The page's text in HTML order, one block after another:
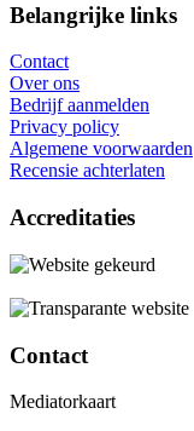
Belangrijke links
Contact
Over ons
Bedrijf aanmelden
Privacy policy
Algemene voorwaarden
Recensie achterlaten
Accreditaties
Contact
Mediatorkaart